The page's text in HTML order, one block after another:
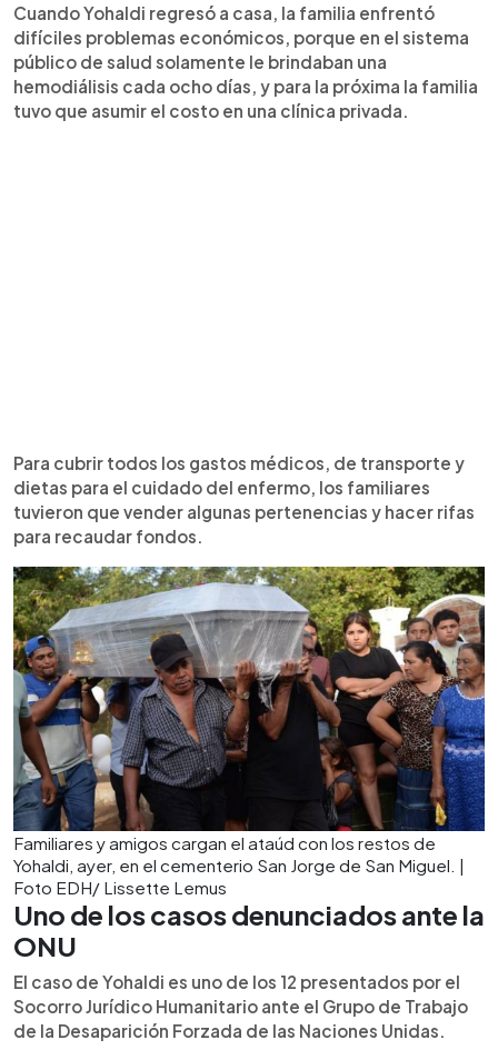
Cuando Yohaldi regresó a casa, la familia enfrentó
difíciles problemas económicos, porque en el sistema
público de salud solamente le brindaban una
hemodiálisis cada ocho días, y para la próxima la familia
tuvo que asumir el costo en una clínica privada.
Para cubrir todos los gastos médicos, de transporte y
dietas para el cuidado del enfermo, los familiares
tuvieron que vender algunas pertenencias y hacer rifas
para recaudar fondos.
Familiares y amigos cargan el ataúd con los restos de
Yohaldi, ayer, en el cementerio San Jorge de San Miguel. |
Foto EDH/ Lissette Lemus
Uno de los casos denunciados ante la
ONU
El caso de Yohaldi es uno de los 12 presentados por el
Socorro Jurídico Humanitario ante el Grupo de Trabajo
de la Desaparición Forzada de las Naciones Unidas.